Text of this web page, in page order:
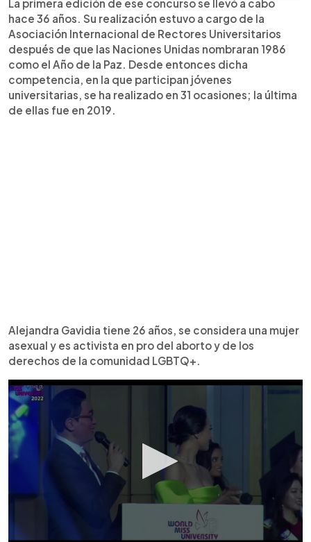
La primera edición de ese concurso se llevó a cabo
hace 36 años. Su realización estuvo a cargo de la
Asociación Internacional de Rectores Universitarios
después de que las Naciones Unidas nombraran 1986
como el Año de la Paz. Desde entonces dicha
competencia, en la que participan jóvenes
universitarias, se ha realizado en 31 ocasiones; la última
de ellas fue en 2019.
Alejandra Gavidia tiene 26 años, se considera una mujer
asexual y es activista en pro del aborto y de los
derechos de la comunidad LGBTQ+.